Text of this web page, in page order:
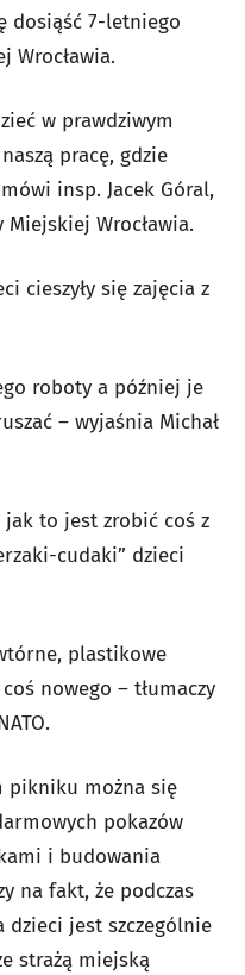
dosiąść 7-letniego
Wrocławia.
w prawdziwym
pracę, gdzie
insp. Jacek Góral,
Wrocławia.
cieszyły się zajęcia z
roboty a później je
– wyjaśnia Michał
jak to jest zrobić coś z
cudaki” dzieci
plastikowe
nowego – tłumaczy
pikniku można się
pokazów
i budowania
na fakt, że podczas
dzieci jest szczególnie
strażą miejską